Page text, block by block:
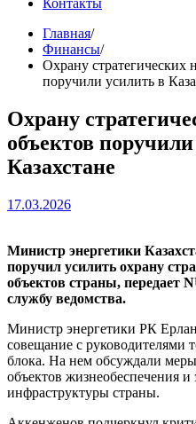
Контакты
Главная
Финансы
Охрану стратегических
поручили усилить в
Охрану
объектов
Казахстане
17.03.2026
Министр энергетики
поручил усилить охрану
объектов страны, передает
службу ведомства.
Министр энергетики РК
совещание с руководителями
блока. На нем обсуждали
объектов жизнеобеспечения и
инфраструктуры страны.